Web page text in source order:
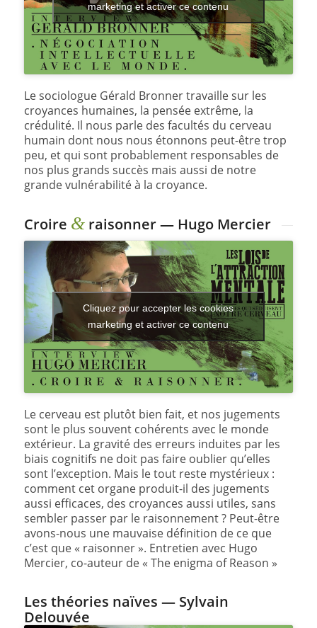
marketing et activer ce contenu
Le sociologue Gérald Bronner travaille sur les
croyances humaines, la pensée extrême, la
crédulité. Il nous parle des facultés du cerveau
humain dont nous nous étonnons peut-être trop
peu, et qui sont probablement responsables de
nos plus grands succès mais aussi de notre
grande vulnérabilité à la croyance.
Croire &raisonner — Hugo Mercier
Cliquez pour accepter les cookies
marketing et activer ce contenu
Le cerveau est plutôt bien fait, et nos jugements
sont le plus souvent cohérents avec le monde
extérieur. La gravité des erreurs induites par les
biais cognitifs ne doit pas faire oublier qu’elles
sont l’exception. Mais le tout reste mystérieux :
comment cet organe produit-il des jugements
aussi efficaces, des croyances aussi utiles, sans
sembler passer par le raisonnement ? Peut-être
avons-nous une mauvaise définition de ce que
c’est que « raisonner ». Entretien avec Hugo
Mercier, co-auteur de « The enigma of Reason »
Les théories naïves — Sylvain
Delouvée